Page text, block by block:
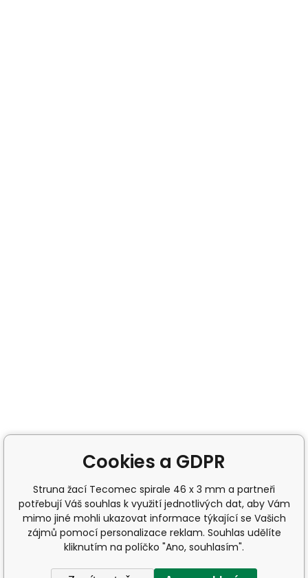
Cookies a GDPR
Struna žací Tecomec spirale 46 x 3 mm a partneři
potřebují Váš souhlas k využití jednotlivých dat, aby Vám
mimo jiné mohli ukazovat informace týkající se Vašich
zájmů pomocí personalizace reklam. Souhlas udělíte
kliknutím na políčko "Ano, souhlasím".